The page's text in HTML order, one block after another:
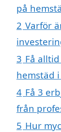
på
2 Varför
3 Få
hemstäd i
4 Få 3
från
5 Hur